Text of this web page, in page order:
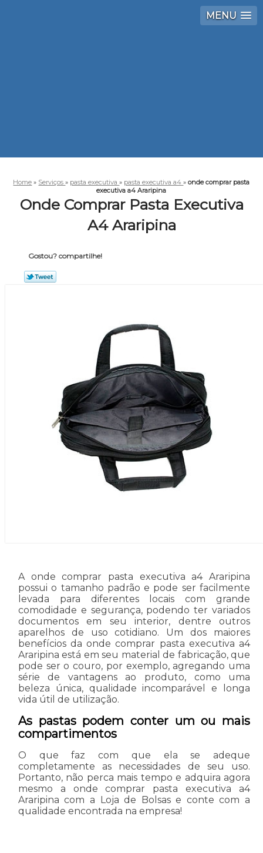
MENU
Home » Serviços» pasta executiva» pasta executiva a4»onde comprar pasta
executiva a4 Araripina
Onde Comprar Pasta Executiva
A4 Araripina
Gostou? compartilhe!
A onde comprar pasta executiva a4 Araripina
possui o tamanho padrão e pode ser facilmente
levada para diferentes locais com grande
comodidade e segurança, podendo ter variados
documentos em seu interior, dentre outros
aparelhos de uso cotidiano. Um dos maiores
benefícios da onde comprar pasta executiva a4
Araripina está em seu material de fabricação, que
pode ser o couro, por exemplo, agregando uma
série de vantagens ao produto, como uma
beleza única, qualidade incomparável e longa
vida útil de utilização.
As pastas podem conter um ou mais
compartimentos
O que faz com que ela se adeque
completamente as necessidades de seu uso.
Portanto, não perca mais tempo e adquira agora
mesmo a onde comprar pasta executiva a4
Araripina com a Loja de Bolsas e conte com a
qualidade encontrada na empresa!